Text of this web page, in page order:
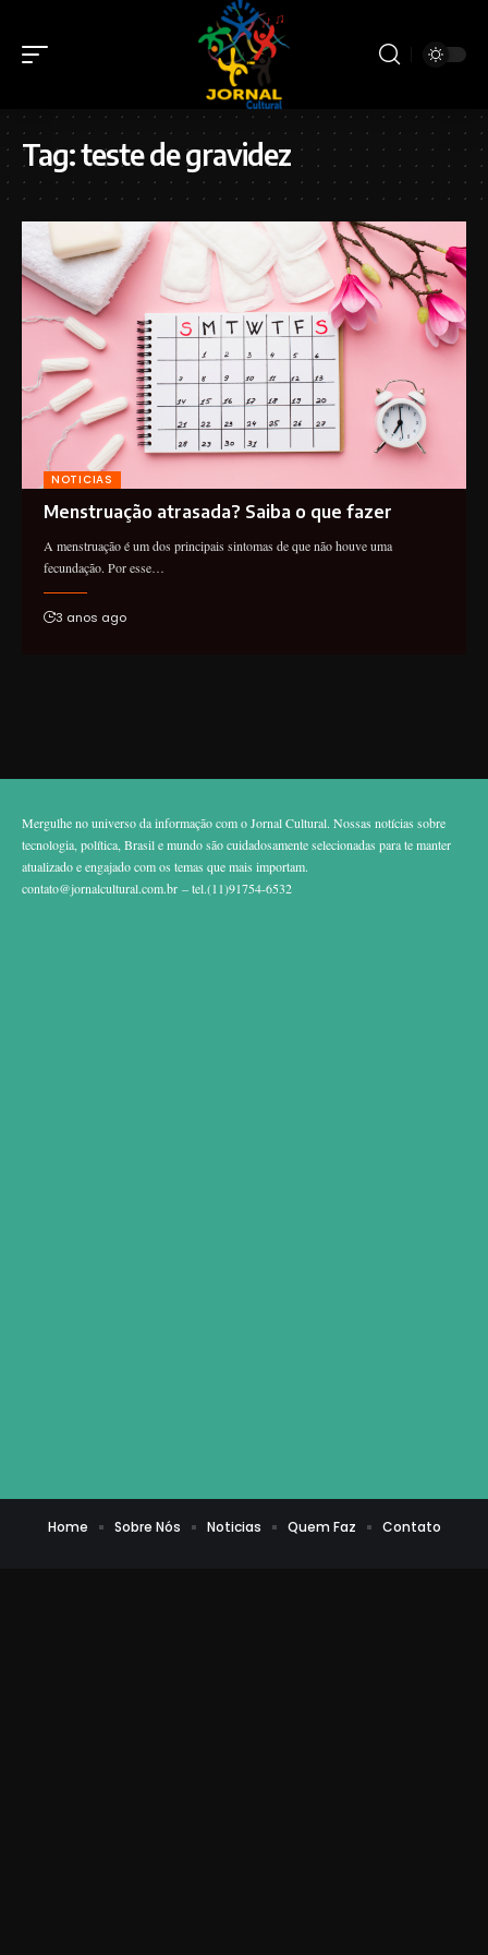
Tag:teste de gravidez
NOTICIAS
Menstruação atrasada? Saiba o que fazer
A menstruação é um dos principais sintomas de que não houve uma
fecundação. Por esse…
3 anos ago
Mergulhe no universo da informação com o Jornal Cultural. Nossas notícias sobre
tecnologia, política, Brasil e mundo são cuidadosamente selecionadas para te manter
atualizado e engajado com os temas que mais importam.
contato@jornalcultural.com.br – tel.(11)91754-6532
Home Sobre Nós Noticias Quem Faz Contato